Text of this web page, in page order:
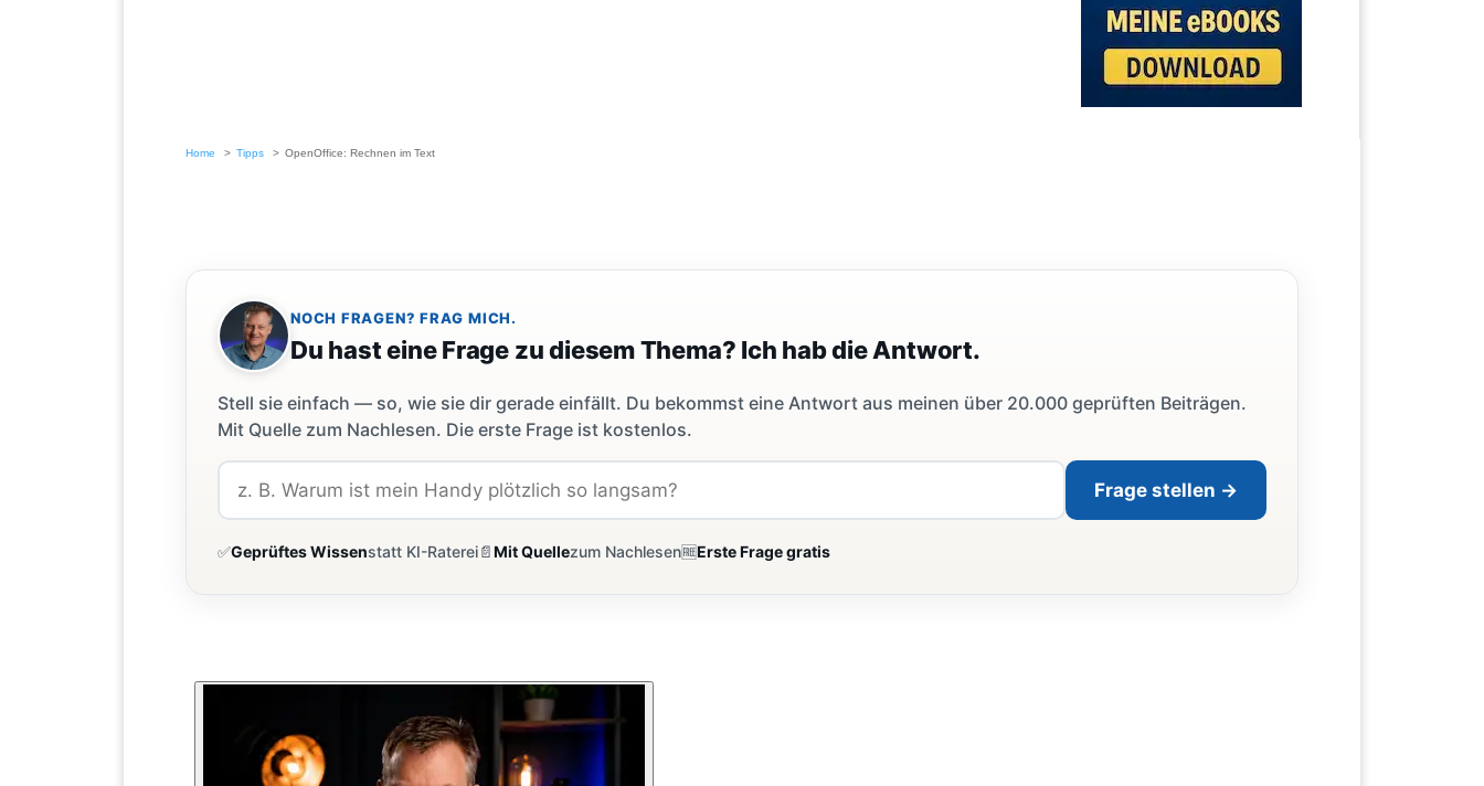
Home Tipps OpenOffice: Rechnen im Text
NOCH FRAGEN? FRAG MICH.
Du hast eine Frage zu diesem Thema? Ich hab die Antwort.
Stell sie einfach — so, wie sie dir gerade einfällt. Du bekommst eine Antwort aus meinen über 20.000 geprüften Beiträgen.
Mit Quelle zum Nachlesen. Die erste Frage ist kostenlos.
Frage stellen →
✅Geprüftes Wissenstatt KI-Raterei📄Mit Quellezum Nachlesen🆓Erste Frage gratis